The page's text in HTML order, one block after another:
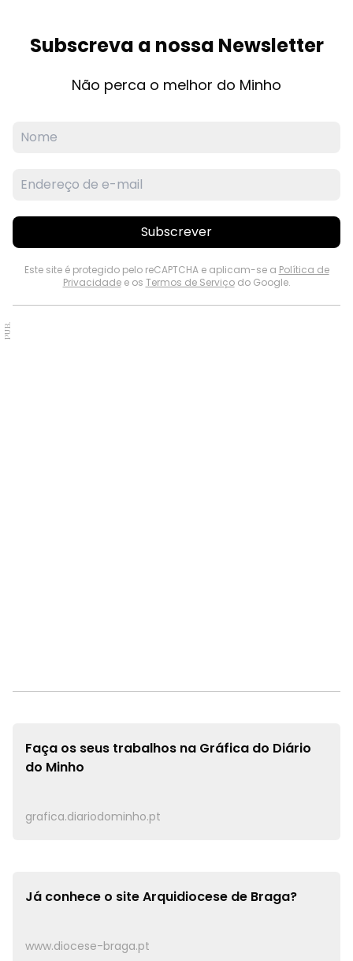
Subscreva a nossa Newsletter
Não perca o melhor do Minho
Subscrever
Este site é protegido pelo reCAPTCHA e aplicam-se a Política de
Privacidadee os Termos de Serviçodo Google.
PUB.
Faça os seus trabalhos na Gráfica do Diário
do Minho
grafica.diariodominho.pt
Já conhece o siteArquidiocese de Braga?
www.diocese-braga.pt